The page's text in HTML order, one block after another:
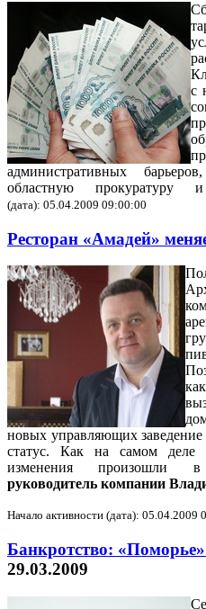
с
административных
областную
(дата): 05.04.2009 09:00:00
Ресторан «Амадей»
новых управляющих
статус. Как на самом деле
изменения произошли в
руководитель компании
Начало активности (дата): 05.04.2009
Банкротство:
29.03.2009